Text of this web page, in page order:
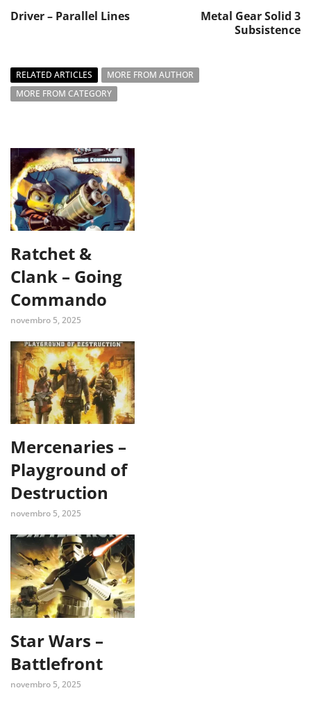
Driver – Parallel Lines
Metal Gear Solid 3
Subsistence
RELATED ARTICLES
MORE FROM AUTHOR
MORE FROM CATEGORY
Ratchet &
Clank – Going
Commando
novembro 5, 2025
Mercenaries –
Playground of
Destruction
novembro 5, 2025
Star Wars –
Battlefront
novembro 5, 2025